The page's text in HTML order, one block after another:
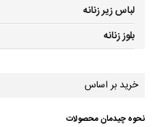
لباس زیر زنانه
بلوز زنانه
خرید بر اساس
نحوه چیدمان محصولات